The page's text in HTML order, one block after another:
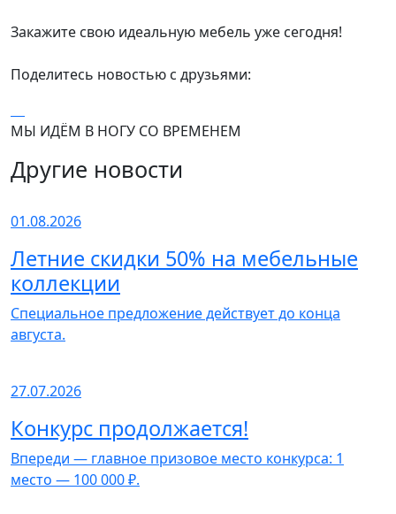
Закажите свою идеальную мебель уже сегодня!
Поделитесь новостью с друзьями:
МЫ ИДЁМ В НОГУ СО ВРЕМЕНЕМ
Другие новости
01.08.2026
Летние скидки 50% на мебельные
коллекции
Специальное предложение действует до конца
августа.
27.07.2026
Конкурс продолжается!
Впереди — главное призовое место конкурса: 1
место — 100 000 ₽.